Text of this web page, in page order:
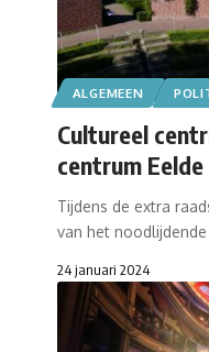
ALGEMEEN
Cultureel
centrum Eelde
Tijdens de extra
van het
24 januari 2024